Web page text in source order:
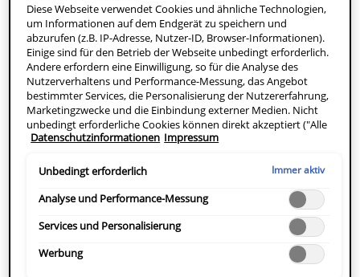
CeraVe
Water Gel
CeraVe Skin Renewing Vitamin
Diese Webseite verwendet Cookies und ähnliche Technologien,
um Informationen auf dem Endgerät zu speichern und
abzurufen (z.B. IP-Adresse, Nutzer-ID, Browser-Informationen).
Einige sind für den Betrieb der Webseite unbedingt erforderlich.
Andere erfordern eine Einwilligung, so für die Analyse des
Nutzerverhaltens und Performance-Messung, das Angebot
bestimmter Services, die Personalisierung der Nutzererfahrung,
Marketingzwecke und die Einbindung externer Medien. Nicht
unbedingt erforderliche Cookies können direkt akzeptiert ("Alle
akzeptieren") oder abgelehnt ("Ohne Einwilligung fortfahren")
ebenfalls möglich und speicherbar ("Auswahl speichern"). Die
angepasst werden. Für weitere Informationen s. unsere
Datenschutzinformationen Impressum
Unbedingt erforderlich Immer aktiv
Analyse und Performance-Messung
Services und Personalisierung
Werbung